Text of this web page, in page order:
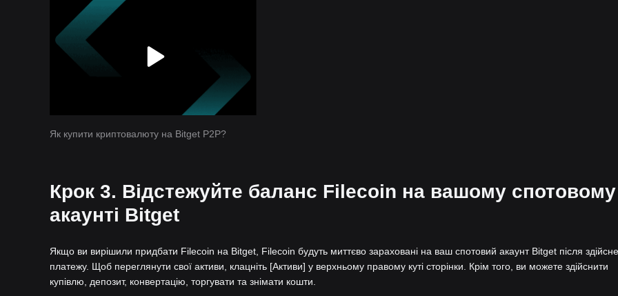
Як купити криптовалюту на Bitget P2P?
Крок 3. Відстежуйте баланс Filecoin на вашому спотовому
акаунті Bitget
Якщо ви вирішили придбати Filecoin на Bitget, Filecoin будуть миттєво зараховані на ваш спотовий акаунт Bitget після
платежу. Щоб переглянути свої активи, клацніть [Активи] у верхньому правому куті сторінки. Крім того, ви можете здійснити
купівлю, депозит, конвертацію, торгувати та знімати кошти.